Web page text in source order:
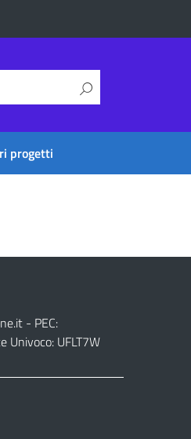
progetti
- PEC:
Univoco: UFLT7W